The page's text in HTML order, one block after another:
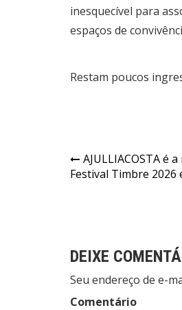
inesquecível para
espaços de
Restam poucos
Navegação
de
AJULLIACOSTA é
Festival Timbre 2026
DEIXE
Seu endereço de e-
Comentário